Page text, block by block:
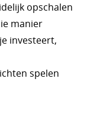
opschalen
manier
investeert,
spelen